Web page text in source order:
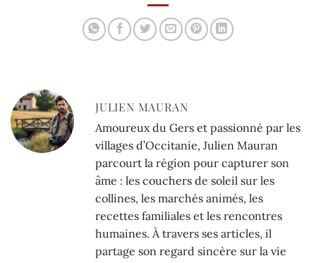
JULIEN MAURAN
Amoureux du Gers et passionné par les
villages d’Occitanie, Julien Mauran
parcourt la région pour capturer son
âme : les couchers de soleil sur les
collines, les marchés animés, les
recettes familiales et les rencontres
humaines. À travers ses articles, il
partage son regard sincère sur la vie